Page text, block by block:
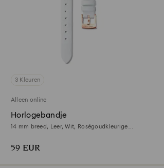
3 Kleuren
Alleen online
Horlogebandje
14 mm breed, Leer, Wit, Roségoudkleurige
59 EUR